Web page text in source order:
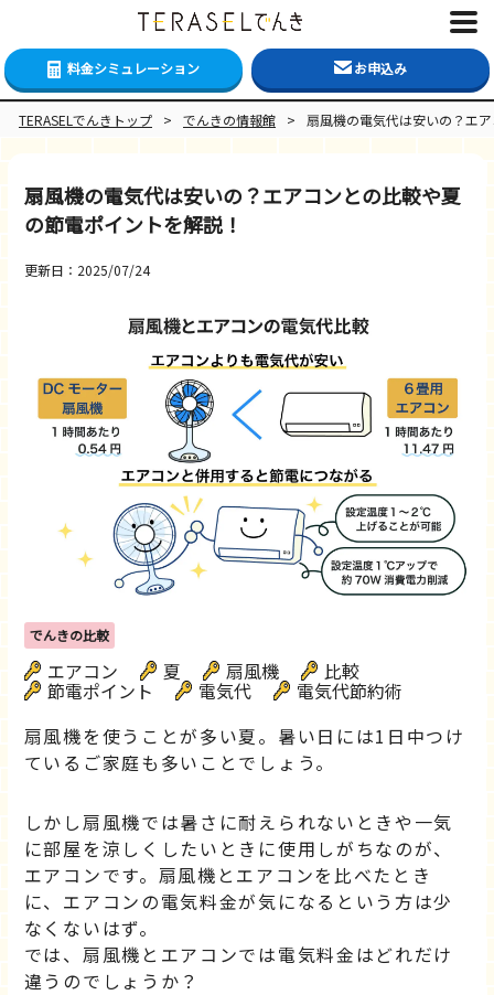
料金シミュレーション お申込み
TERASELでんきトップ > でんきの情報館 > 扇風機の電気代は安いの？エ
扇風機の電気代は安いの？エアコンとの比較や夏
の節電ポイントを解説！
更新日：2025/07/24
でんきの比較
エアコン 夏 扇風機 比較
節電ポイント 電気代
電気代節約術
扇風機を使うことが多い夏。暑い日には1日中つけ
ているご家庭も多いことでしょう。
しかし扇風機では暑さに耐えられないときや一気
に部屋を涼しくしたいときに使用しがちなのが、
エアコンです。扇風機とエアコンを比べたとき
に、エアコンの電気料金が気になるという方は少
なくないはず。
では、扇風機とエアコンでは電気料金はどれだけ
違うのでしょうか？